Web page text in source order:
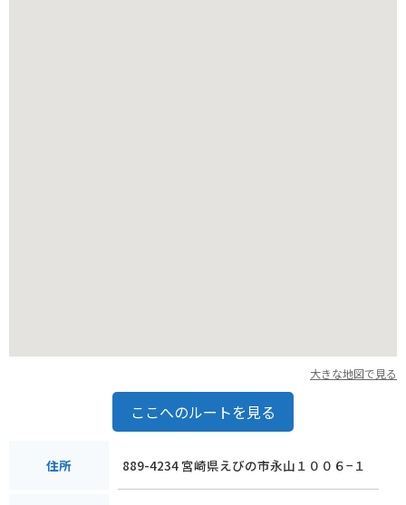
大きな地図で見る
ここへのルートを見る
住所 889-4234 宮崎県えびの市永山１００６−１